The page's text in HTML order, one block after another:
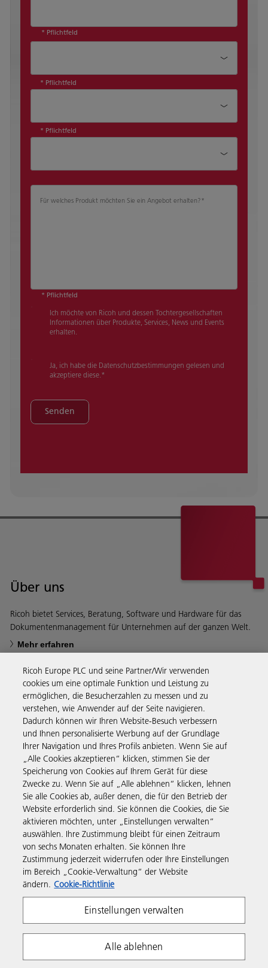
* Pflichtfeld
* Pflichtfeld
* Pflichtfeld
Für welches Produkt möchten Sie ein Angebot erhalten?*
* Pflichtfeld
Ich möchte von Ricoh und dessen Tochtergesellschaften
Informationen über Produkte, Services, News und Events
erhalten.
Ja, ich habe die Datenschutzbestimmungen gelesen und
akzeptiere diese.*
Senden
Über uns
Ricoh bietet Services, Beratung, Software und Hardware für das
Dokumentenmanagement für Unternehmen auf der ganzen Welt.
Mehr erfahren
Business Solutions
Produkte & Services
Support & Kontakt
Informationen
Folgen Sie uns
Ricoh Europe PLC und seine Partner/Wir verwenden
cookies um eine optimale Funktion und Leistung zu
ermöglichen, die Besucherzahlen zu messen und zu
verstehen, wie Anwender auf der Seite navigieren.
Dadurch können wir Ihren Website-Besuch verbessern
und Ihnen personalisierte Werbung auf der Grundlage
Ihrer Navigation und Ihres Profils anbieten. Wenn Sie auf
„Alle Cookies akzeptieren“ klicken, stimmen Sie der
Speicherung von Cookies auf Ihrem Gerät für diese
Zwecke zu. Wenn Sie auf „Alle ablehnen“ klicken, lehnen
Sie alle Cookies ab, außer denen, die für den Betrieb der
Website erforderlich sind. Sie können die Cookies, die Sie
aktivieren möchten, unter „Einstellungen verwalten“
auswählen. Ihre Zustimmung bleibt für einen Zeitraum
von sechs Monaten erhalten. Sie können Ihre
Zustimmung jederzeit widerrufen oder Ihre Einstellungen
im Bereich „Cookie-Verwaltung“ der Website
ändern. Cookie-Richtlinie
Einstellungen verwalten
Alle ablehnen